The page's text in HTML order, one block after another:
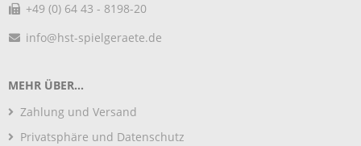
+49 (0) 64 43 - 8198-20
info@hst-spielgeraete.de
MEHR ÜBER...
Zahlung und Versand
Privatsphäre und Datenschutz